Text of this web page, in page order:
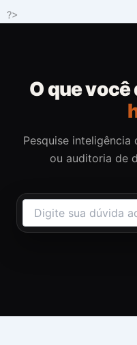
para
?>
O que você
Pesquise
ou auditoria de